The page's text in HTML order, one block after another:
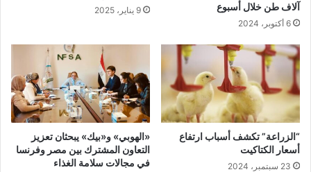
آلاف طن خلال أسبوع
6 أكتوبر، 2024
9 يناير، 2025
“الزراعة” تكشف أسباب ارتفاع
أسعار الكتاكيت
23 سبتمبر، 2024
«الهوبي» و«بيك» يبحثان تعزيز
التعاون المشترك بين مصر وفرنسا
في مجالات سلامة الغذاء